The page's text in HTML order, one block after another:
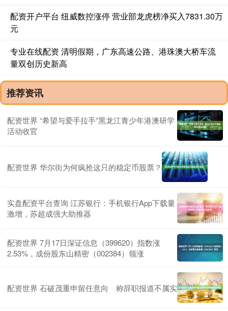
配资开户平台 纽威数控涨停 营业部龙虎榜净买入7831.30万
元
专业在线配资 清明假期，广东高速公路、港珠澳大桥车流
量双创历史新高
推荐资讯
配资世界 “希望与爱手拉手”黑龙江青少年港澳研学
活动收官
配资世界 华尔街为何疯抢这只的稳定币股票？
实盘配资平台查询 江苏银行：手机银行App下载量
激增，苏超成强大助推器
配资世界 7月17日深证信息（399620）指数涨
2.53%，成份股东山精密（002384）领涨
配资世界 石破茂重申留任意向 称辞职报道不属实